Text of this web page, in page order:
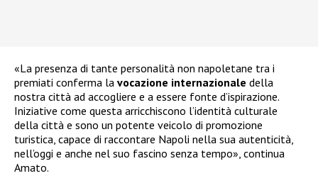
«La presenza di tante personalità non napoletane tra i
premiati conferma la vocazione internazionale della
nostra città ad accogliere e a essere fonte d’ispirazione.
Iniziative come questa arricchiscono l’identità culturale
della città e sono un potente veicolo di promozione
turistica, capace di raccontare Napoli nella sua autenticità,
nell’oggi e anche nel suo fascino senza tempo», continua
Amato.